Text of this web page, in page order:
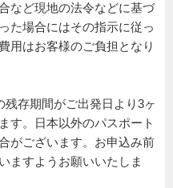
など現地の法令などに基づ
た場合にはその指示に従っ
用はお客様のご負担となり
存期間がご出発日より3ヶ
す。日本以外のパスポート
がございます。お申込み前
ますようお願いいたしま